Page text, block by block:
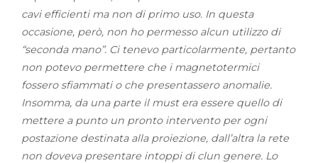
cavi efficienti ma non di primo uso. In questa
occasione, però, non ho permesso alcun utilizzo di
“seconda mano”. Ci tenevo particolarmente, pertanto
non potevo permettere che i magnetotermici
fossero sfiammati o che presentassero anomalie.
Insomma, da una parte il must era essere quello di
mettere a punto un pronto intervento per ogni
postazione destinata alla proiezione, dall’altra la rete
non doveva presentare intoppi di clun genere. Lo